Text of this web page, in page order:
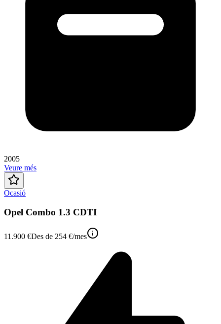
2005
Veure més
Ocasió
Opel Combo 1.3 CDTI
11.900 €Des de 254 €/mes